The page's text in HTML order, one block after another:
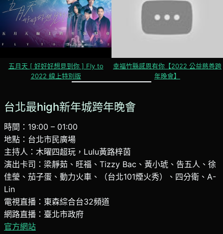
五月天 [ 好好好想見到你 ] Fly to
2022 線上特別版
幸福竹縣感恩有你【2022 公益慈善跨
年晚會】
台北最high新年城跨年晚會
時間：19:00 – 01:00
地點：台北市民廣場
主持人：木曜四超玩，Lulu黃路梓茵
演出卡司：梁靜茹、旺福、Tizzy Bac、黃小琥、告五人、徐
佳瑩、茄子蛋、動力火車、（台北101煙火秀）、四分衛、A-
Lin
電視直播：東森綜合台32頻道
網路直播：臺北市政府
官方網站